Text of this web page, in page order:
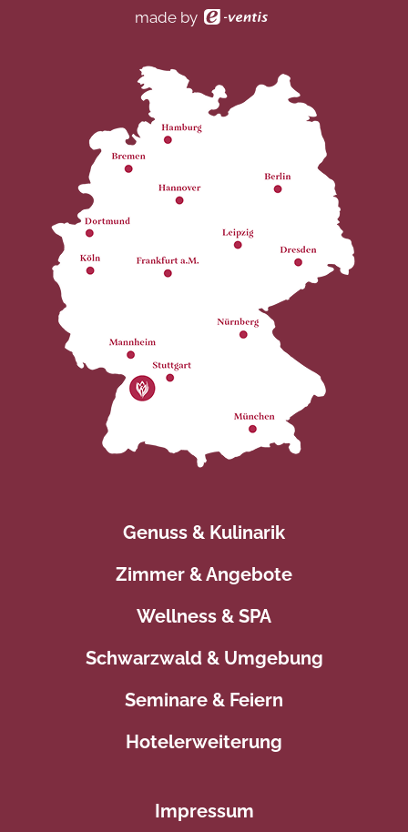
made by
Genuss & Kulinarik
Zimmer & Angebote
Wellness & SPA
Schwarzwald & Umgebung
Seminare & Feiern
Hotelerweiterung
Impressum